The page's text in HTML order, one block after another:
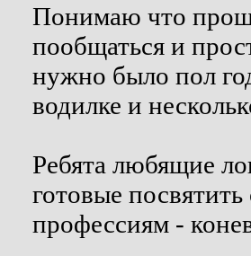
Понимаю что
пообщаться и
нужно было пол
водилке и
Ребята любящие
готовые
профессиям -